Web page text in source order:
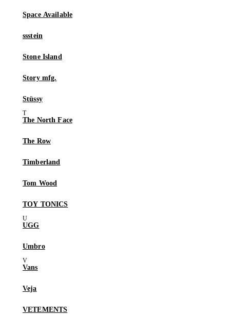
Space Available
ssstein
Stone Island
Story mfg.
Stüssy
The North Face
The Row
Timberland
Tom Wood
TOY TONICS
UGG
Umbro
Vans
Veja
VETEMENTS